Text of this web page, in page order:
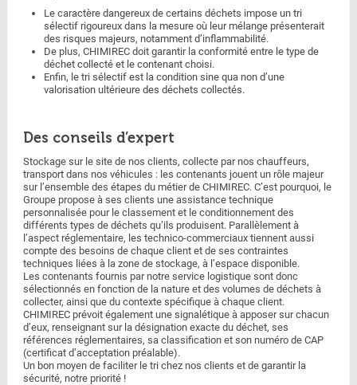
Le caractère dangereux de certains déchets impose un tri
sélectif rigoureux dans la mesure où leur mélange présenterait
des risques majeurs, notamment d’inflammabilité.
De plus, CHIMIREC doit garantir la conformité entre le type de
déchet collecté et le contenant choisi.
Enfin, le tri sélectif est la condition sine qua non d’une
valorisation ultérieure des déchets collectés.
Des conseils d’expert
Stockage sur le site de nos clients, collecte par nos chauffeurs,
transport dans nos véhicules : les contenants jouent un rôle majeur
sur l’ensemble des étapes du métier de CHIMIREC. C’est pourquoi, le
Groupe propose à ses clients une assistance technique
personnalisée pour le classement et le conditionnement des
différents types de déchets qu’ils produisent. Parallèlement à
l’aspect réglementaire, les technico-commerciaux tiennent aussi
compte des besoins de chaque client et de ses contraintes
techniques liées à la zone de stockage, à l’espace disponible.
Les contenants fournis par notre service logistique sont donc
sélectionnés en fonction de la nature et des volumes de déchets à
collecter, ainsi que du contexte spécifique à chaque client.
CHIMIREC prévoit également une signalétique à apposer sur chacun
d’eux, renseignant sur la désignation exacte du déchet, ses
références réglementaires, sa classification et son numéro de CAP
(certificat d’acceptation préalable).
Un bon moyen de faciliter le tri chez nos clients et de garantir la
sécurité, notre priorité !